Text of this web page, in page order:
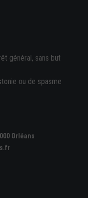
général, sans but
ou de spasme
Orléans